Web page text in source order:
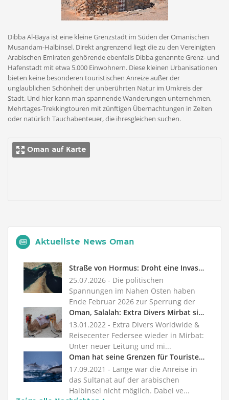
Dibba Al-Baya ist eine kleine Grenzstadt im Süden der Omanischen
Musandam-Halbinsel. Direkt angrenzend liegt die zu den Vereinigten
Arabischen Emiraten gehörende ebenfalls Dibba genannte Grenz- und
Hafenstadt mit etwa 5.000 Einwohnern. Diese kleinen Urbanisationen
bieten keine besonderen touristischen Anreize außer der
unglaublichen Schönheit der unberührten Natur im Umkreis der
Stadt. Und hier kann man spannende Wanderungen unternehmen,
Mehrtages-Trekkingtouren mit zünftigen Übernachtungen in Zelten
oder natürlich Tauchabenteuer, die ihresgleichen suchen.
Oman auf Karte
Aktuellste News Oman
Straße von Hormus: Droht eine Invasion der Meere?
25.07.2026 - Die politischen
Spannungen im Nahen Osten haben
Ende Februar 2026 zur Sperrung der
Straße ...
Oman, Salalah: Extra Divers Mirbat sind zurück!
13.01.2022 - Extra Divers Worldwide &
Reisecenter Federsee wieder in Mirbat:
Unter neuer Leitung und mi...
Oman hat seine Grenzen für Touristen wieder offen
17.09.2021 - Lange war die Anreise in
das Sultanat auf der arabischen
Halbinsel nicht möglich. Dabei ve...